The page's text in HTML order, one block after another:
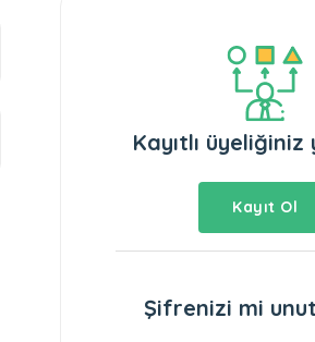
Kayıtlı üyeliğiniz
Kayıt Ol
Şifrenizi mi